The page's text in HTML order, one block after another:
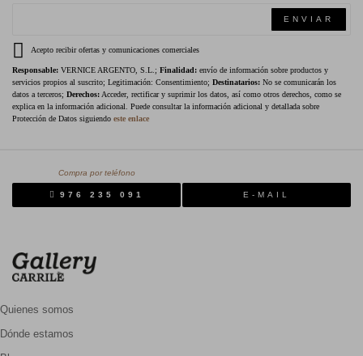
ENVIAR
Acepto recibir ofertas y comunicaciones comerciales
Responsable: VERNICE ARGENTO, S.L.; Finalidad: envío de información sobre productos y
servicios propios al suscrito; Legitimación: Consentimiento; Destinatarios: No se comunicarán los
datos a terceros; Derechos: Acceder, rectificar y suprimir los datos, así como otros derechos, como se
explica en la información adicional. Puede consultar la información adicional y detallada sobre
Protección de Datos siguiendo este enlace
Compra por teléfono
976 235 091 E-MAIL
Quienes somos
Dónde estamos